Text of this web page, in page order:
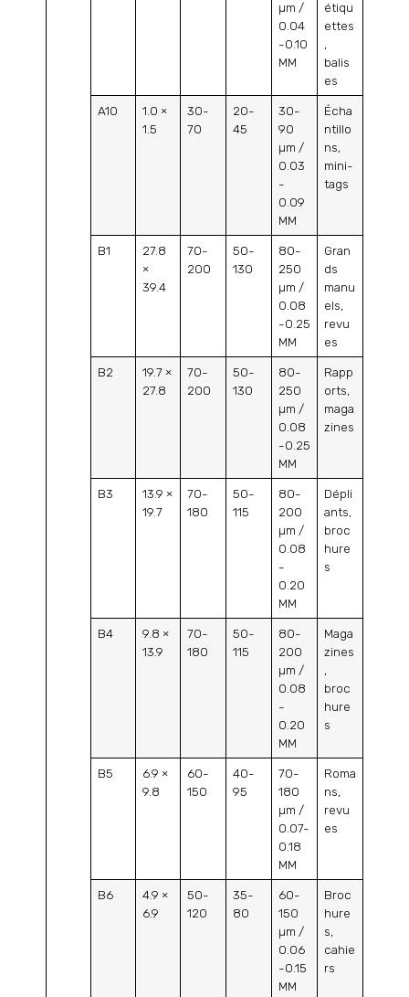
µm /
0.04
-0.10
MM
étiqu
ettes
,
balis
es
A10
1.0 ×
1.5
30-
70
20-
45
30-
90
µm /
0.03
-
0.09
MM
Écha
ntillo
ns,
mini-
tags
B1
27.8
×
39.4
70-
200
50-
130
80-
250
µm /
0.08
-0.25
MM
Gran
ds
manu
els,
revu
es
B2
19.7 ×
27.8
70-
200
50-
130
80-
250
µm /
0.08
-0.25
MM
Rapp
orts,
maga
zines
B3
13.9 ×
19.7
70-
180
50-
115
80-
200
µm /
0.08
-
0.20
MM
Dépli
ants,
broc
hure
s
B4
9.8 ×
13.9
70-
180
50-
115
80-
200
µm /
0.08
-
0.20
MM
Maga
zines
,
broc
hure
s
B5
6.9 ×
9.8
60-
150
40-
95
70-
180
µm /
0.07-
0.18
MM
Roma
ns,
revu
es
B6
4.9 ×
6.9
50-
120
35-
80
60-
150
µm /
0.06
-0.15
MM
Broc
hure
s,
cahie
rs